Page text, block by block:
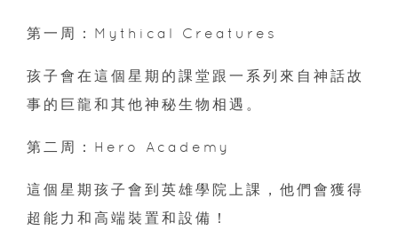
第一周：Mythical Creatures
孩子會在這個星期的課堂跟一系列來自神話故
事的巨龍和其他神秘生物相遇。
第二周：Hero Academy
這個星期孩子會到英雄學院上課，他們會獲得
超能力和高端裝置和設備！